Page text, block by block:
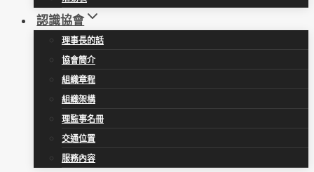
認識協會
理事長的話
協會簡介
組織章程
組織架構
理監事名冊
交通位置
服務內容